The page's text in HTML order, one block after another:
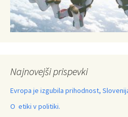
Najnovejši prispevki
Evropa je izgubila prihodnost,
O etiki v politiki.